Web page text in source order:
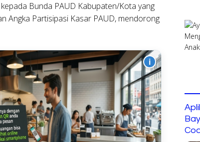
Bunda PAUD Kabupaten/Kota yang
Angka Partisipasi Kasar PAUD, mendorong
i